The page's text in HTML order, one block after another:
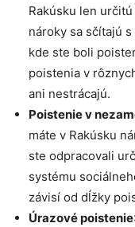
Rakúsku len
nároky sa sčítajú
kde ste boli
poistenia v
ani nestrácajú.
Poistenie v
máte v Rakúsku
ste odpracovali
systému
závisí od dĺžky
Úrazové poistenie